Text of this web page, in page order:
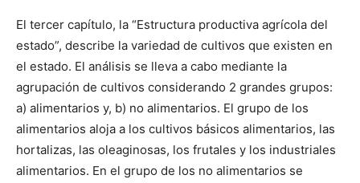
El tercer capítulo, la “Estructura productiva agrícola del
estado”, describe la variedad de cultivos que existen en
el estado. El análisis se lleva a cabo mediante la
agrupación de cultivos considerando 2 grandes grupos:
a) alimentarios y, b) no alimentarios. El grupo de los
alimentarios aloja a los cultivos básicos alimentarios, las
hortalizas, las oleaginosas, los frutales y los industriales
alimentarios. En el grupo de los no alimentarios se